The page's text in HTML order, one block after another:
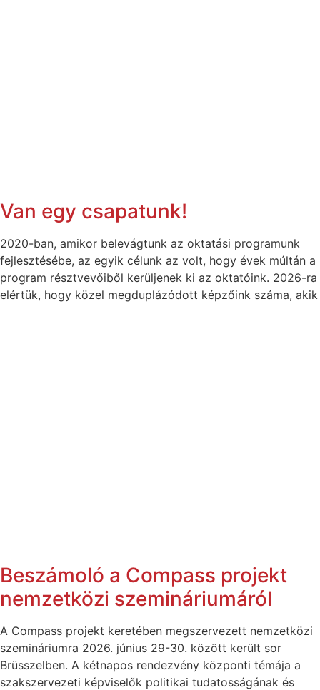
Van egy csapatunk!
2020-ban, amikor belevágtunk az oktatási programunk
fejlesztésébe, az egyik célunk az volt, hogy évek múltán a
program résztvevőiből kerüljenek ki az oktatóink. 2026-ra
elértük, hogy közel megduplázódott képzőink száma, akik
Beszámoló a Compass projekt
nemzetközi szemináriumáról
A Compass projekt keretében megszervezett nemzetközi
szemináriumra 2026. június 29-30. között került sor
Brüsszelben. A kétnapos rendezvény központi témája a
szakszervezeti képviselők politikai tudatosságának és